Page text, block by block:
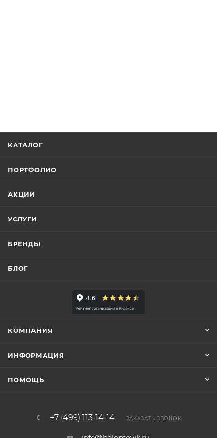
КАТАЛОГ
ПОРТФОЛИО
АКЦИИ
УСЛУГИ
БРЕНДЫ
БЛОГ
КОМПАНИЯ
ИНФОРМАЦИЯ
ПОМОЩЬ
+7 (499) 113-14-14 ЗАКАЗАТЬ ЗВОНОК